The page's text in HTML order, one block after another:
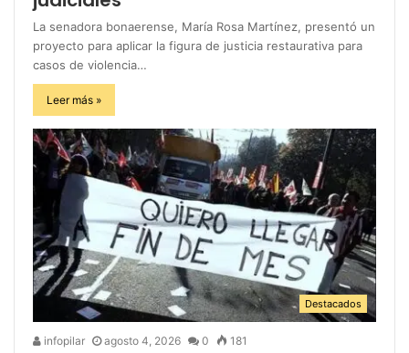
La senadora bonaerense, María Rosa Martínez, presentó un
proyecto para aplicar la figura de justicia restaurativa para
casos de violencia…
Leer más »
Destacados
infopilar agosto 4, 2026 0 181